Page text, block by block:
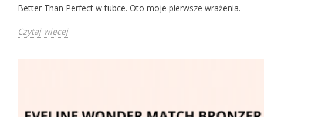
Better Than Perfect w tubce. Oto moje pierwsze wrażenia.
Czytaj więcej